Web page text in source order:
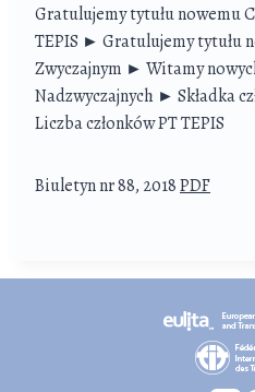
Gratulujemy tytułu nowemu
TEPIS ► Gratulujemy tytułu
Zwyczajnym ► Witamy
Nadzwyczajnych ► Składka
Liczba członków PT TEPIS
Biuletyn nr 88, 2018PDF